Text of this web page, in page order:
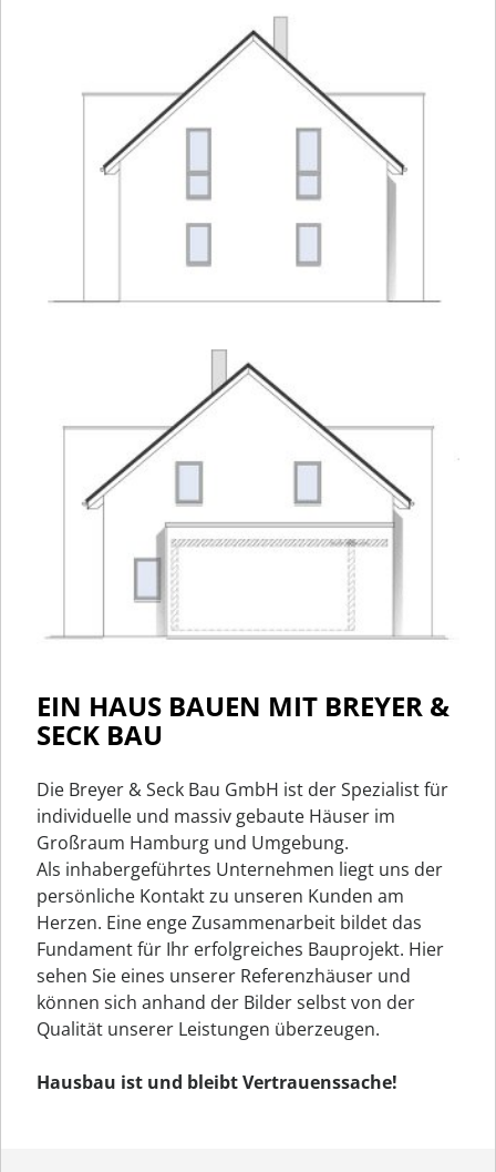
EIN HAUS BAUEN MIT BREYER &
SECK BAU
Die Breyer & Seck Bau GmbH ist der Spezialist für
individuelle und massiv gebaute Häuser im
Großraum Hamburg und Umgebung.
Als inhabergeführtes Unternehmen liegt uns der
persönliche Kontakt zu unseren Kunden am
Herzen. Eine enge Zusammenarbeit bildet das
Fundament für Ihr erfolgreiches Bauprojekt. Hier
sehen Sie eines unserer Referenzhäuser und
können sich anhand der Bilder selbst von der
Qualität unserer Leistungen überzeugen.
Hausbau ist und bleibt Vertrauenssache!